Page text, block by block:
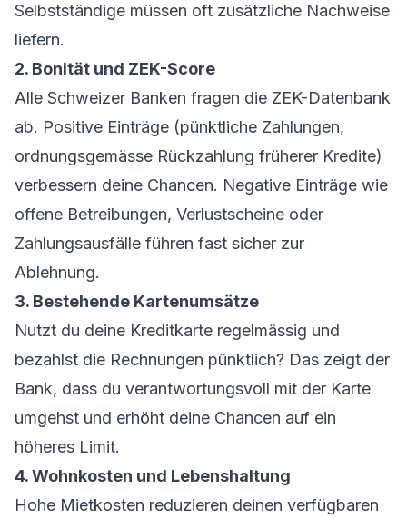
Selbstständige müssen oft zusätzliche Nachweise
liefern.
2. Bonität und ZEK-Score
Alle Schweizer Banken fragen die ZEK-Datenbank
ab. Positive Einträge (pünktliche Zahlungen,
ordnungsgemässe Rückzahlung früherer Kredite)
verbessern deine Chancen. Negative Einträge wie
offene Betreibungen, Verlustscheine oder
Zahlungsausfälle führen fast sicher zur
Ablehnung.
3. Bestehende Kartenumsätze
Nutzt du deine Kreditkarte regelmässig und
bezahlst die Rechnungen pünktlich? Das zeigt der
Bank, dass du verantwortungsvoll mit der Karte
umgehst und erhöht deine Chancen auf ein
höheres Limit.
4. Wohnkosten und Lebenshaltung
Hohe Mietkosten reduzieren deinen verfügbaren